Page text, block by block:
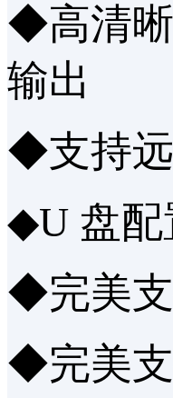
◆高清晰
输出
◆支持远
◆U 盘配
◆完美支
◆完美支